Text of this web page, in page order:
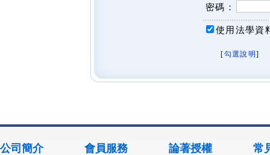
密碼：
使用法學資
[勾選說明 ]
公司簡介 會員服務 論著授權 常